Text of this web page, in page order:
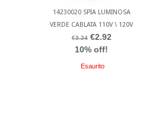
14230020 SPIA LUMINOSA
VERDE CABLATA 110V \ 120V
€3.24 €2.92
10% off!
Esaurito